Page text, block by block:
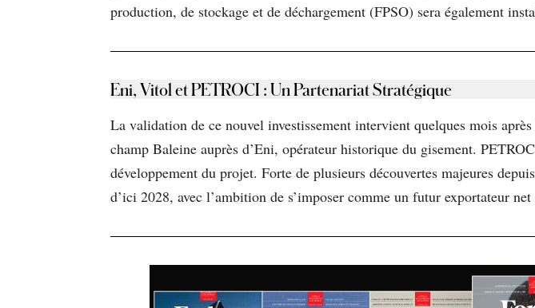
production, de stockage et de déchargement (FPSO) sera également
Eni, Vitol et PETROCI : Un Partenariat Stratégique
La validation de ce nouvel investissement intervient quelques mois
champ Baleine auprès d’Eni, opérateur historique du gisement.
développement du projet. Forte de plusieurs découvertes majeures
d’ici 2028, avec l’ambition de s’imposer comme un futur exportateur